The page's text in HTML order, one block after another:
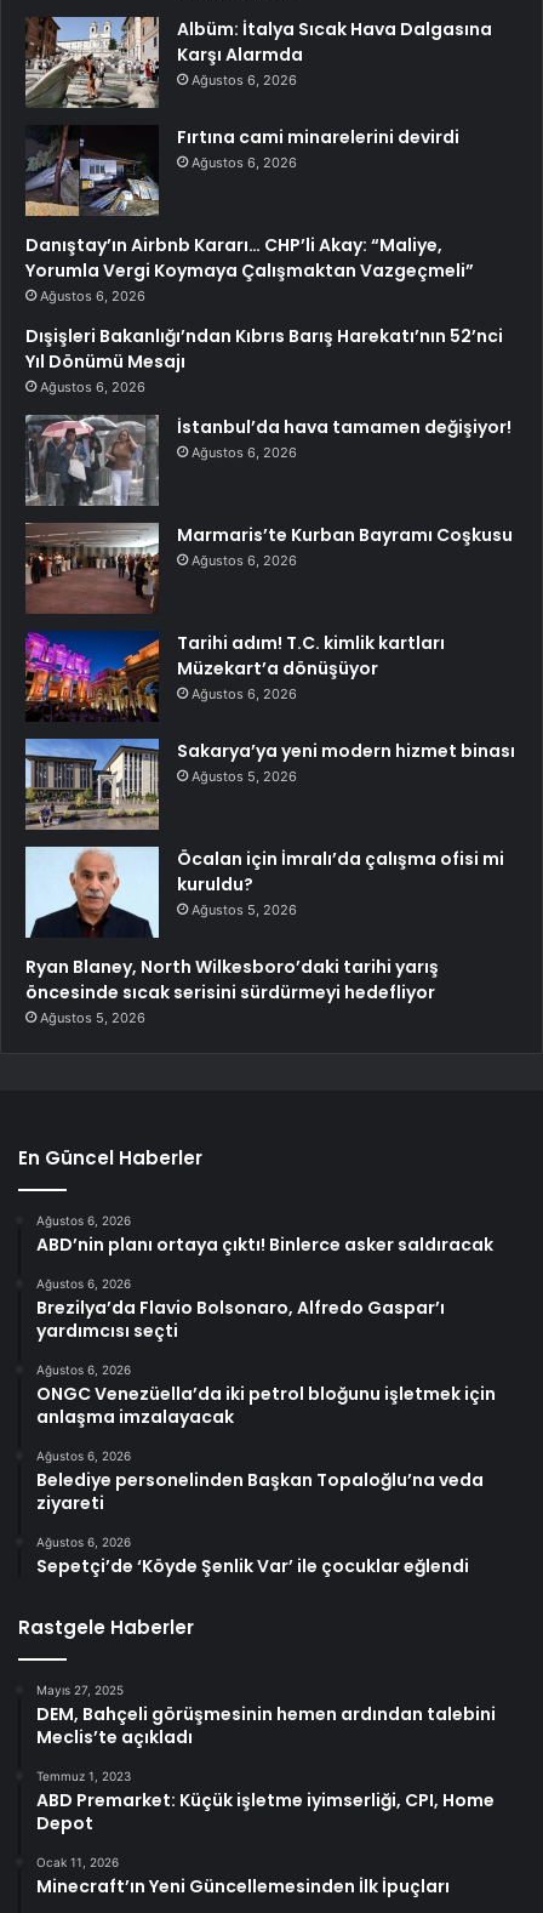
Albüm: İtalya Sıcak Hava Dalgasına
Karşı Alarmda
Ağustos 6, 2026
Fırtına cami minarelerini devirdi
Ağustos 6, 2026
Danıştay’ın Airbnb Kararı… CHP’li Akay: “Maliye,
Yorumla Vergi Koymaya Çalışmaktan Vazgeçmeli”
Ağustos 6, 2026
Dışişleri Bakanlığı’ndan Kıbrıs Barış Harekatı’nın 52’nci
Yıl Dönümü Mesajı
Ağustos 6, 2026
İstanbul’da hava tamamen değişiyor!
Ağustos 6, 2026
Marmaris’te Kurban Bayramı Coşkusu
Ağustos 6, 2026
Tarihi adım! T.C. kimlik kartları
Müzekart’a dönüşüyor
Ağustos 6, 2026
Sakarya’ya yeni modern hizmet binası
Ağustos 5, 2026
Öcalan için İmralı’da çalışma ofisi mi
kuruldu?
Ağustos 5, 2026
Ryan Blaney, North Wilkesboro’daki tarihi yarış
öncesinde sıcak serisini sürdürmeyi hedefliyor
Ağustos 5, 2026
En Güncel Haberler
Ağustos 6, 2026
ABD’nin planı ortaya çıktı! Binlerce asker saldıracak
Ağustos 6, 2026
Brezilya’da Flavio Bolsonaro, Alfredo Gaspar’ı
yardımcısı seçti
Ağustos 6, 2026
ONGC Venezüella’da iki petrol bloğunu işletmek için
anlaşma imzalayacak
Ağustos 6, 2026
Belediye personelinden Başkan Topaloğlu’na veda
ziyareti
Ağustos 6, 2026
Sepetçi’de ‘Köyde Şenlik Var’ ile çocuklar eğlendi
Rastgele Haberler
Mayıs 27, 2025
DEM, Bahçeli görüşmesinin hemen ardından talebini
Meclis’te açıkladı
Temmuz 1, 2023
ABD Premarket: Küçük işletme iyimserliği, CPI, Home
Depot
Ocak 11, 2026
Minecraft’ın Yeni Güncellemesinden İlk İpuçları